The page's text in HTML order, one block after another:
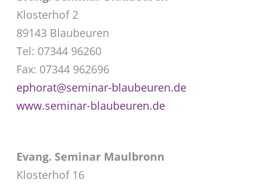
Klosterhof 2
89143 Blaubeuren
Tel: 07344 96260
Fax: 07344 962696
ephorat@seminar-blaubeuren.de
www.seminar-blaubeuren.de
Evang. Seminar Maulbronn
Klosterhof 16